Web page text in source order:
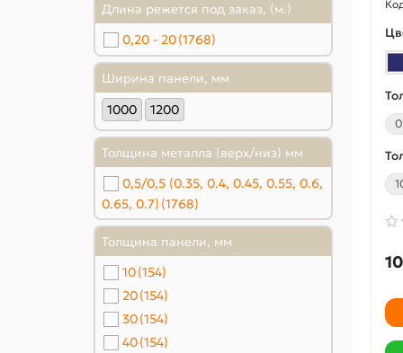
Длина режется под заказ, (м.)
0,20 - 20(1768)
Ширина панели, мм
1000
1200
Толщина металла (верх/низ) мм
0,5/0,5 (0.35, 0.4, 0.45, 0.55, 0.6,
0.65, 0.7) (1768)
Толщина панели, мм
10(154)
20(154)
30(154)
40(154)